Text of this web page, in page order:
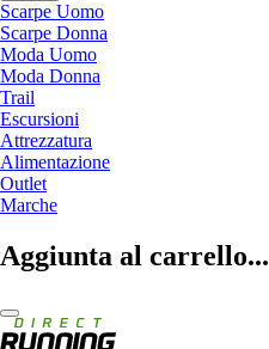
Scarpe Uomo
Scarpe Donna
Moda Uomo
Moda Donna
Trail
Escursioni
Attrezzatura
Alimentazione
Outlet
Marche
Aggiunta al carrello...